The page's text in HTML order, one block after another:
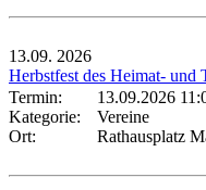
13.09. 2026
Herbstfest des Heimat- und
Termin:
13.09.2026
Kategorie:
Vereine
Ort:
Rathausplatz